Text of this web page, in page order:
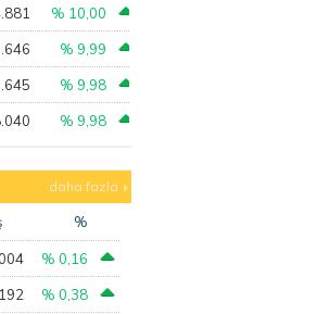
% 10,00
% 9,99
% 9,98
% 9,98
daha fazla
%
% 0,16
% 0,38